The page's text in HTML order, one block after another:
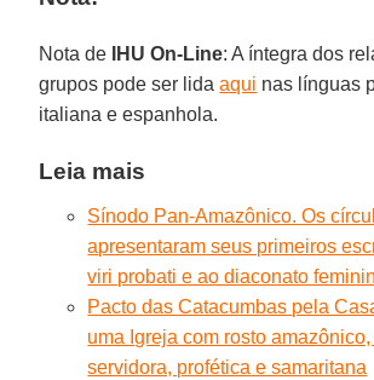
Nota de IHU On-Line: A íntegra dos
grupos pode ser lidaaqui nas línguas
italiana e espanhola.
Leia mais
Sínodo Pan-Amazônico. Os
apresentaram seus primeiros
viri probati e ao diaconato
Pacto das Catacumbas pela
uma Igreja com rosto
servidora, profética e samaritana